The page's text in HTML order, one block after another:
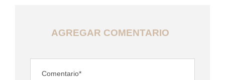
AGREGAR COMENTARIO